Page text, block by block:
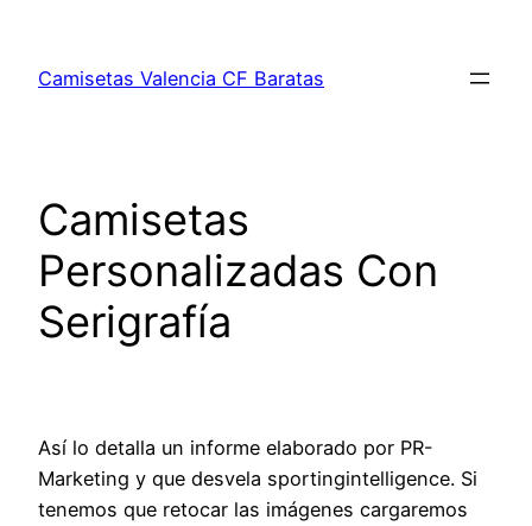
contenido
Camisetas Valencia CF Baratas
Camisetas
Personalizadas Con
Serigrafía
Así lo detalla un informe elaborado por PR-
Marketing y que desvela sportingintelligence. Si
tenemos que retocar las imágenes cargaremos